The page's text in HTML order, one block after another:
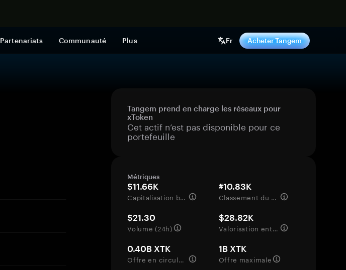
Partenariats Communauté Plus Fr Acheter Tangem
Tangem prend en charge les réseaux pour
xToken
Cet actif n’est pas disponible pour ce
portefeuille
Métriques
$11.66K
Capitalisation boursière
#10.83K
Classement du marché
$21.30
Volume (24h)
$28.82K
Valorisation entièrement diluée
0.40B XTK
Offre en circulation
1B XTK
Offre maximale